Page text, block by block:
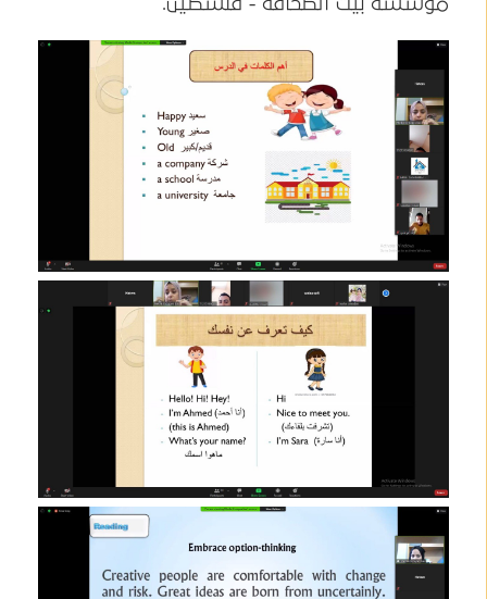
مؤسسة بيت الصحافة - فلسطين.